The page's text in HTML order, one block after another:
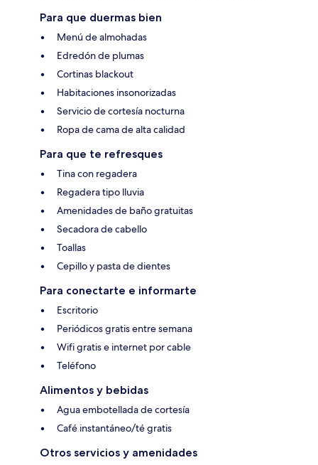
Para que duermas bien
Menú de almohadas
Edredón de plumas
Cortinas blackout
Habitaciones insonorizadas
Servicio de cortesía nocturna
Ropa de cama de alta calidad
Para que te refresques
Tina con regadera
Regadera tipo lluvia
Amenidades de baño gratuitas
Secadora de cabello
Toallas
Cepillo y pasta de dientes
Para conectarte e informarte
Escritorio
Periódicos gratis entre semana
Wifi gratis e internet por cable
Teléfono
Alimentos y bebidas
Agua embotellada de cortesía
Café instantáneo/té gratis
Otros servicios y amenidades